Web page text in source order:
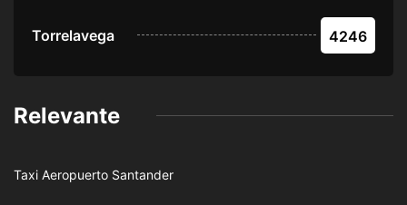
Torrelavega 4246
Relevante
Taxi Aeropuerto Santander